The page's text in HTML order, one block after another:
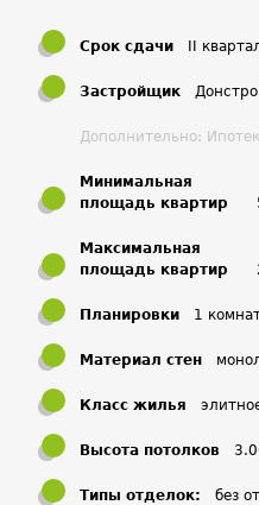
стильных новостроек.
Район размещения жилого
отличается низкой
жилье. Рядом находятся
«Воробьевых гор». В
открываться живописные
парковая зона и ее не
Выводы,
Жилье имеет яркую
Срок сдачи
Застройщик
Дополнительно:
Минимальная
площадь квартир
Максимальная
площадь квартир
Планировки 1
Материал стен
Класс жилья
Высота потолков
Типы отделок: без